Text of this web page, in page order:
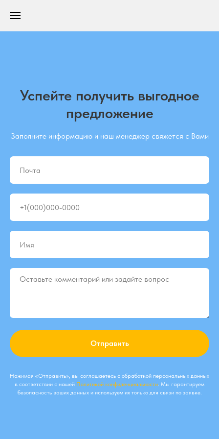
Успейте получить выгодное
предложение
Заполните информацию и наш менеджер свяжется с Вами
Отправить
Нажимая «Отправить», вы соглашаетесь с обработкой персональных данных
в соответствии с нашей Политикой конфиденциальности . Мы гарантируем
безопасность ваших данных и используем их только для связи по заявке.